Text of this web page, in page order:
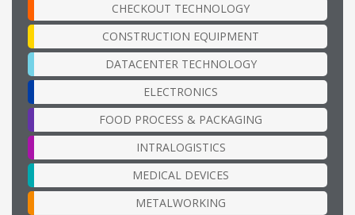
CHECKOUT TECHNOLOGY
CONSTRUCTION EQUIPMENT
DATACENTER TECHNOLOGY
ELECTRONICS
FOOD PROCESS & PACKAGING
INTRALOGISTICS
MEDICAL DEVICES
METALWORKING